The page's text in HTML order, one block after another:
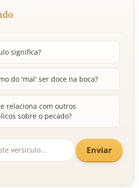
significa?
do 'mal' ser doce na boca?
relaciona com outros
sobre o pecado?
Enviar